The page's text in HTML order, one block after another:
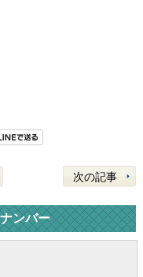
次の記事
ンバー